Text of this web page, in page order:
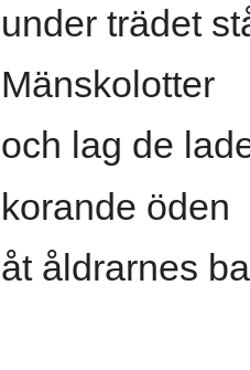
under trädet
Mänskolotter
och lag de
korande öden
åt åldrarnes